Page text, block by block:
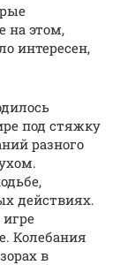
на этом,
интересен,
под стяжку
разного
действиях.
Колебания
в